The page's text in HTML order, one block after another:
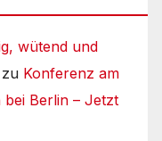
wütend und
zu Konferenz am
Berlin – Jetzt